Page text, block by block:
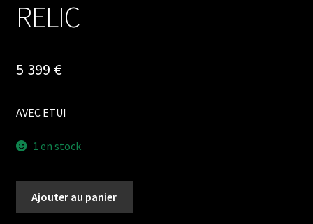
RELIC
5 399 €
AVEC ETUI
1 en stock
Ajouter au panier